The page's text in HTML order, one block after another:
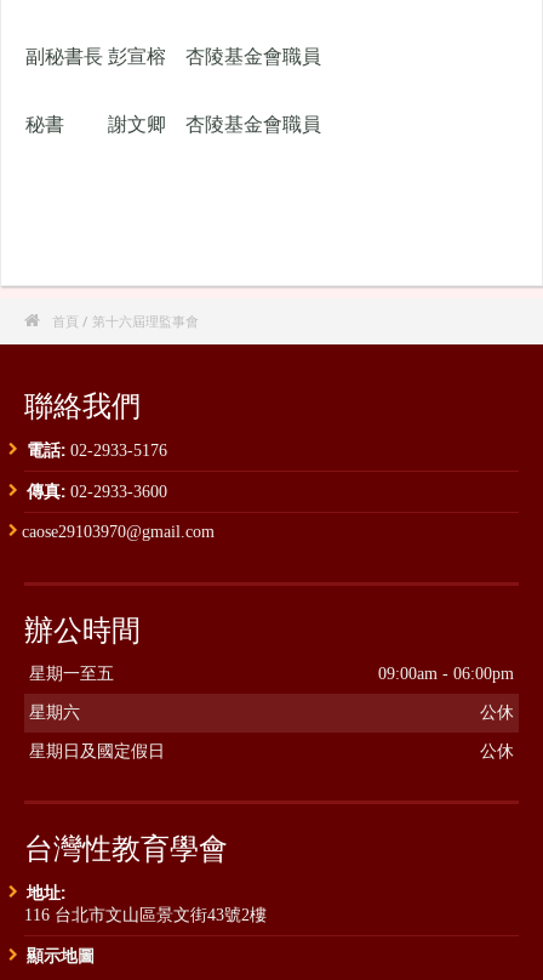
副秘書長 彭宣榕 杏陵基金會職員
秘書 謝文卿 杏陵基金會職員
 首頁 / 第十六屆理監事會
聯絡我們
電話: 02-2933-5176
傳真: 02-2933-3600
caose29103970@gmail.com
辦公時間
星期一至五 09:00am - 06:00pm
星期六 公休
星期日及國定假日 公休
台灣性教育學會
地址:
116 台北市文山區景文街43號2樓
顯示地圖